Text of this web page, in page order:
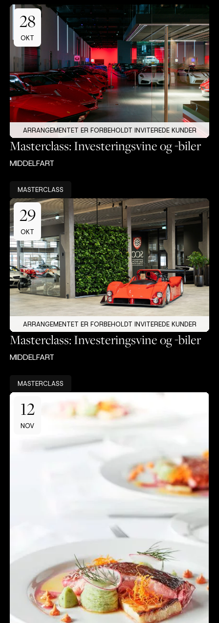
28
OKT
ARRANGEMENTET ER FORBEHOLDT INVITEREDE KUNDER
Masterclass: Investeringsvine og -biler
MIDDELFART
MASTERCLASS
29
OKT
ARRANGEMENTET ER FORBEHOLDT INVITEREDE KUNDER
Masterclass: Investeringsvine og -biler
MIDDELFART
MASTERCLASS
12
NOV